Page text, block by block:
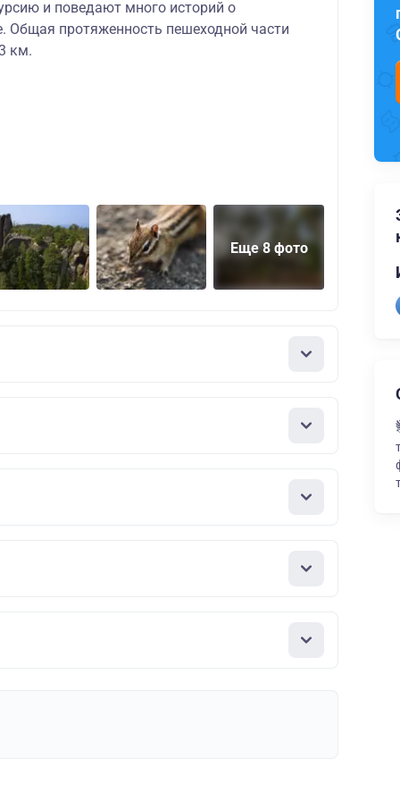
и поведают много историй о
Общая протяженность пешеходной части
км.
Еще 8 фото